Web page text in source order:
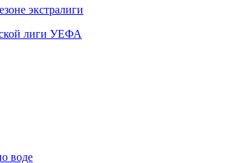
экстралиги
лиги УЕФА
воде